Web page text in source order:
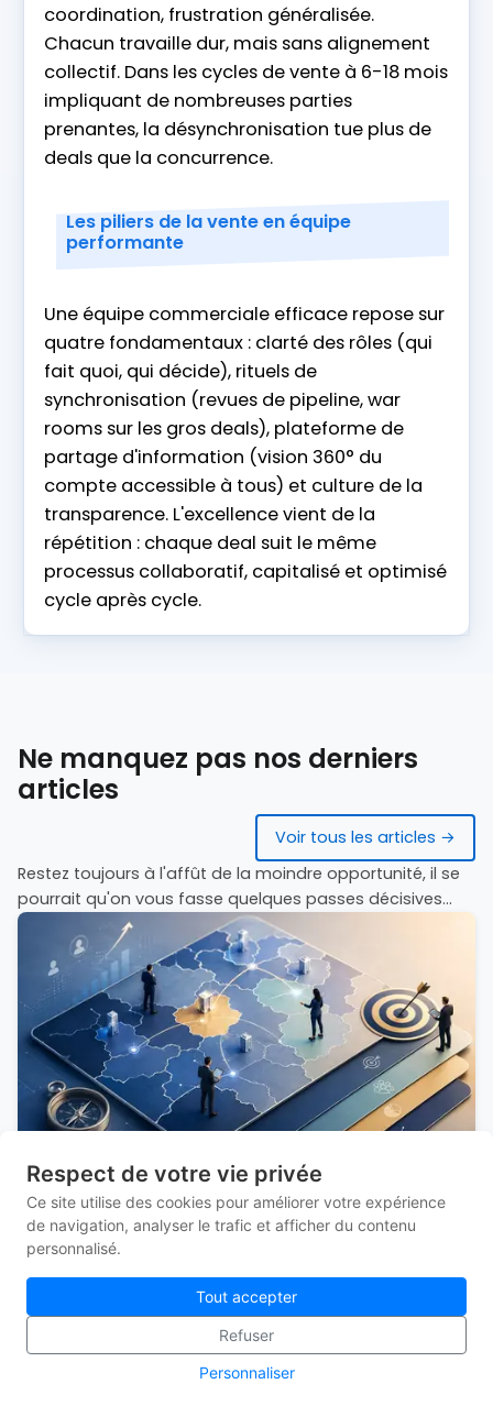
Respect de votre vie privée
Ce site utilise des cookies pour améliorer votre expérience
de navigation, analyser le trafic et afficher du contenu
personnalisé.
Tout accepter
Refuser
Personnaliser
coordination, frustration généralisée.
Chacun travaille dur, mais sans alignement
collectif. Dans les cycles de vente à 6-18 mois
impliquant de nombreuses parties
prenantes, la désynchronisation tue plus de
deals que la concurrence.
Les piliers de la vente en équipe
performante
Une équipe commerciale efficace repose sur
quatre fondamentaux : clarté des rôles (qui
fait quoi, qui décide), rituels de
synchronisation (revues de pipeline, war
rooms sur les gros deals), plateforme de
partage d'information (vision 360° du
compte accessible à tous) et culture de la
transparence. L'excellence vient de la
répétition : chaque deal suit le même
processus collaboratif, capitalisé et optimisé
cycle après cycle.
Ne manquez pas nos derniers
articles
Voir tous les articles →
Restez toujours à l'affût de la moindre opportunité, il se
pourrait qu'on vous fasse quelques passes décisives...
Le Territory Plan : une nouvelle manière de
piloter le développement commercial
disposé d'autant de données qu'aujourd'hui. Cette
richesse d'information constitue un progrès
considérable. Pourtant, une question essentielle reste
souvent sans réponse : quel est notre plan pour
développer notre territoire commercial ?